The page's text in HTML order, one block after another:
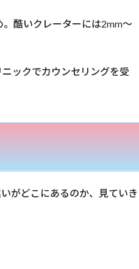
酷いクレーターには2mm〜
ックでカウンセリングを受
いがどこにあるのか、見ていき